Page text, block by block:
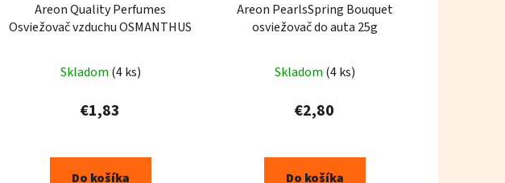
Areon Quality Perfumes
Osviežovač vzduchu OSMANTHUS
Skladom (4 ks)
€1,83
Do košíka
Areon PearlsSpring Bouquet
osviežovač do auta 25g
Skladom (4 ks)
€2,80
Do košíka